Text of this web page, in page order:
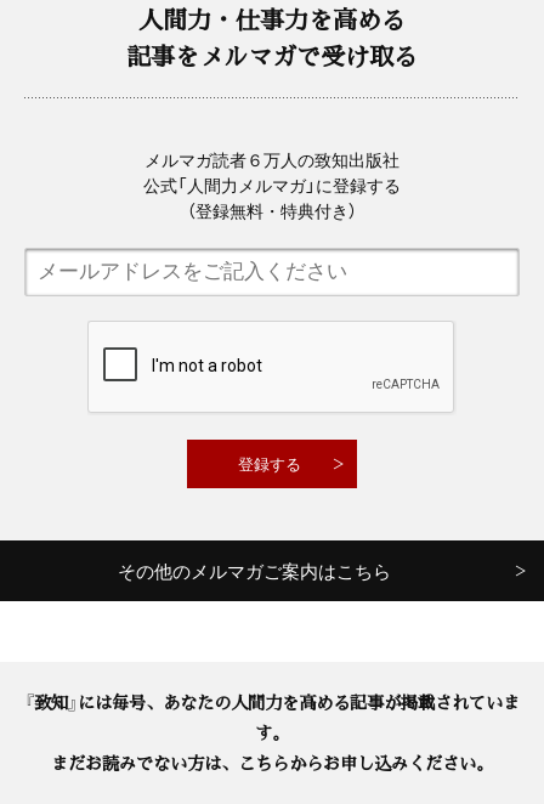
人間力・仕事力を高める
記事をメルマガで受け取る
メルマガ読者６万人の致知出版社
公式「人間力メルマガ」に登録する
（登録無料・特典付き）
その他のメルマガご案内はこちら
『致知』には毎号、あなたの人間力を高める記事が掲載されていま
す。
まだお読みでない方は、こちらからお申し込みください。